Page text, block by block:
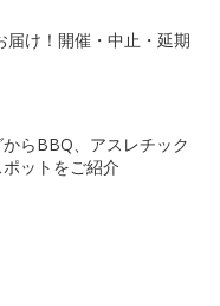
け！開催・中止・延期
らBBQ、アスレチック
ットをご紹介